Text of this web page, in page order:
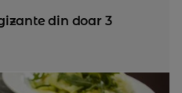
din doar 3